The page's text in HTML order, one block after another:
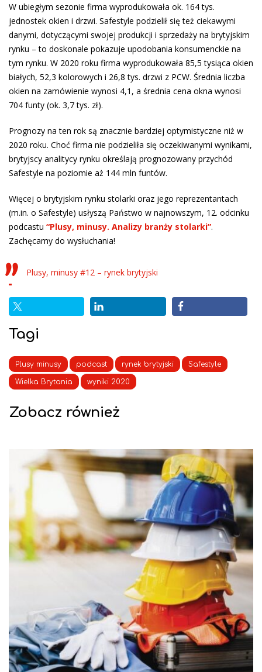
W ubiegłym sezonie firma wyprodukowała ok. 164 tys.
jednostek okien i drzwi. Safestyle podzielił się też ciekawymi
danymi, dotyczącymi swojej produkcji i sprzedaży na brytyjskim
rynku – to doskonale pokazuje upodobania konsumenckie na
tym rynku. W 2020 roku firma wyprodukowała 85,5 tysiąca okien
białych, 52,3 kolorowych i 26,8 tys. drzwi z PCW. Średnia liczba
okien na zamówienie wynosi 4,1, a średnia cena okna wynosi
704 funty (ok. 3,7 tys. zł).
Prognozy na ten rok są znacznie bardziej optymistyczne niż w
2020 roku. Choć firma nie podzieliła się oczekiwanymi wynikami,
brytyjscy analitycy rynku określają prognozowany przychód
Safestyle na poziomie aż 144 mln funtów.
Więcej o brytyjskim rynku stolarki oraz jego reprezentantach
(m.in. o Safestyle) usłyszą Państwo w najnowszym, 12. odcinku
podcastu “Plusy, minusy. Analizy branży stolarki”.
Zachęcamy do wysłuchania!
Plusy, minusy #12 – rynek brytyjski
Tagi
Plusy minusy podcast rynek brytyjski Safestyle
Wielka Brytania wyniki 2020
Zobacz również